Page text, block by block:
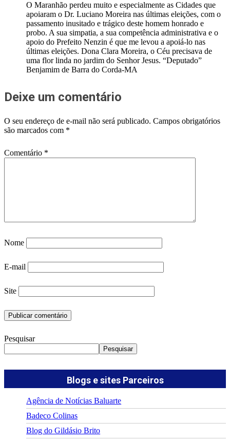
O Maranhão perdeu muito e especialmente as Cidades que
apoiaram o Dr. Luciano Moreira nas últimas eleições, com o
passamento inusitado e trágico deste homem honrado e
probo. A sua simpatia, a sua competência administrativa e o
apoio do Prefeito Nenzin é que me levou a apoiá-lo nas
últimas eleições. Dona Clara Moreira, o Céu precisava de
uma flor linda no jardim do Senhor Jesus. “Deputado”
Benjamim de Barra do Corda-MA
Deixe um comentário
O seu endereço de e-mail não será publicado. Campos obrigatórios
são marcados com *
Comentário *
Nome
E-mail
Site
Pesquisar
Pesquisar
Blogs e sites Parceiros
Agência de Notícias Baluarte
Badeco Colinas
Blog do Gildásio Brito